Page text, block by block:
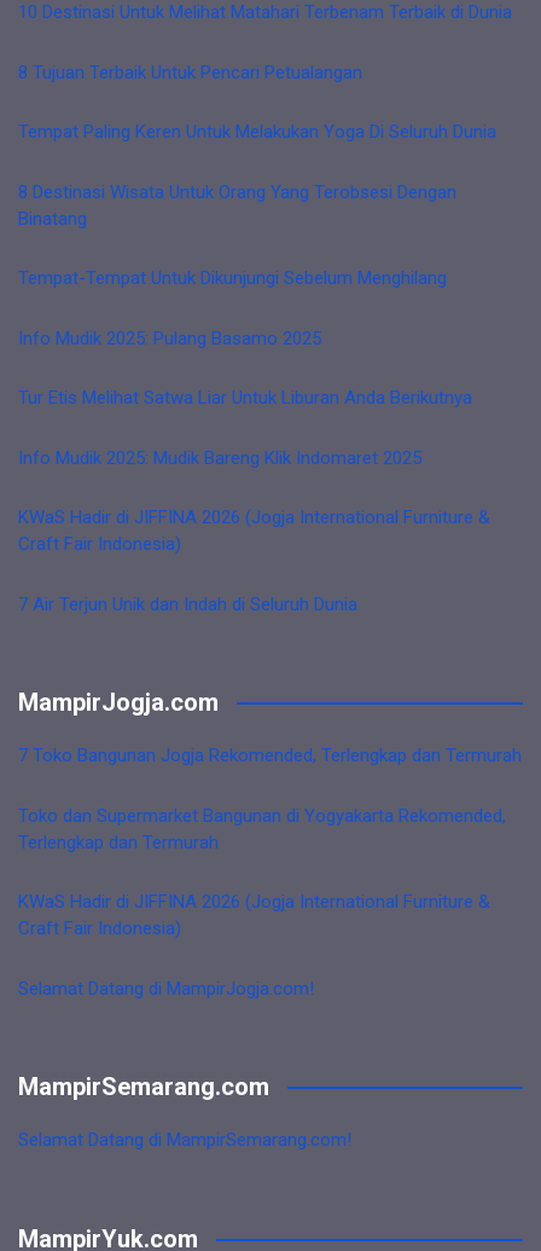
10 Destinasi Untuk Melihat Matahari Terbenam Terbaik di Dunia
8 Tujuan Terbaik Untuk Pencari Petualangan
Tempat Paling Keren Untuk Melakukan Yoga Di Seluruh Dunia
8 Destinasi Wisata Untuk Orang Yang Terobsesi Dengan
Binatang
Tempat-Tempat Untuk Dikunjungi Sebelum Menghilang
Info Mudik 2025: Pulang Basamo 2025
Tur Etis Melihat Satwa Liar Untuk Liburan Anda Berikutnya
Info Mudik 2025: Mudik Bareng Klik Indomaret 2025
KWaS Hadir di JIFFINA 2026 (Jogja International Furniture &
Craft Fair Indonesia)
7 Air Terjun Unik dan Indah di Seluruh Dunia
MampirJogja.com
7 Toko Bangunan Jogja Rekomended, Terlengkap dan Termurah
Toko dan Supermarket Bangunan di Yogyakarta Rekomended,
Terlengkap dan Termurah
KWaS Hadir di JIFFINA 2026 (Jogja International Furniture &
Craft Fair Indonesia)
Selamat Datang di MampirJogja.com!
MampirSemarang.com
Selamat Datang di MampirSemarang.com!
MampirYuk.com